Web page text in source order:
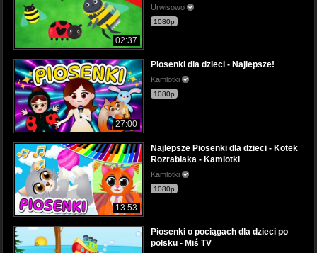
02:37
Urwisowo
1080p
27:00
Piosenki dla dzieci - Najlepsze!
Kamlotki
1080p
13:53
Najlepsze Piosenki dla dzieci - Kotek
Rozrabiaka - Kamlotki
Kamlotki
1080p
Piosenki o pociągach dla dzieci po
polsku - Miś TV